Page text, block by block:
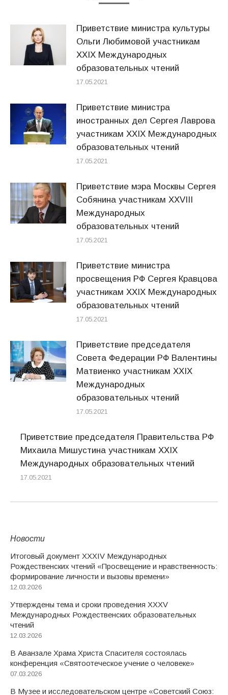
Приветствие министра культуры
Ольги Любимовой участникам
XXIX Международных
образовательных чтений
17.05.2021
Приветствие министра
иностранных дел Сергея Лаврова
участникам XXIX Международных
образовательных чтений
17.05.2021
Приветствие мэра Москвы Сергея
Собянина участникам XXVIII
Международных
образовательных чтений
17.05.2021
Приветствие министра
просвещения РФ Сергея Кравцова
участникам XXIX Международных
образовательных чтений
17.05.2021
Приветствие председателя
Совета Федерации РФ Валентины
Матвиенко участникам XXIX
Международных
образовательных чтений
17.05.2021
Приветствие председателя Правительства РФ
Михаила Мишустина участникам XXIX
Международных образовательных чтений
17.05.2021
Новости
Итоговый документ XXХIV Международных
Рождественских чтений «Просвещение и нравственность:
формирование личности и вызовы времени»
12.03.2026
Утверждены тема и сроки проведения XXXV
Международных Рождественских образовательных
чтений
12.03.2026
В Аванзале Храма Христа Спасителя состоялась
конференция «Святоотеческое учение о человеке»
07.03.2026
В Музее и исследовательском центре «Советский Союз: